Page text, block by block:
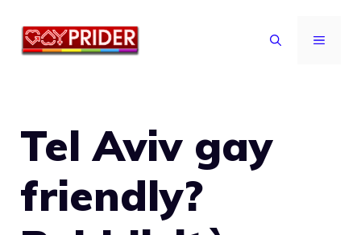
MENU
Tel Aviv gay
friendly?